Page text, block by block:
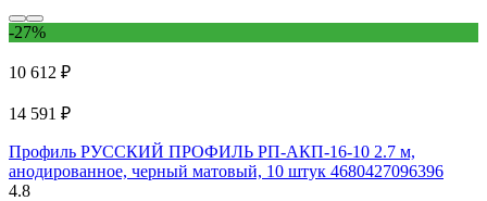
-27%
10 612 ₽
14 591 ₽
Профиль РУССКИЙ ПРОФИЛЬ РП-АКП-16-10 2.7 м,
анодированное, черный матовый, 10 штук 4680427096396
4.8